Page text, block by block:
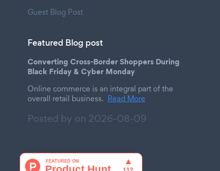
Guest Blog Post
Featured Blog post
Converting Cross-Border Shoppers During
Black Friday & Cyber Monday
Online commerce is an integral part of the
overall retail business. Read More
Posted by on 2026-08-09